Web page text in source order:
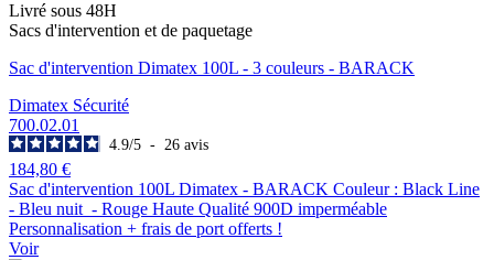
Livré sous 48H
Sacs d'intervention et de paquetage
Sac d'intervention Dimatex 100L - 3 couleurs - BARACK
Dimatex Sécurité
700.02.01
4.9/5 - 26 avis
184,80 €
Sac d'intervention 100L Dimatex - BARACK Couleur : Black Line
- Bleu nuit - Rouge Haute Qualité 900D imperméable
Personnalisation + frais de port offerts !
Voir